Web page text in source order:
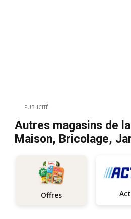
PUBLICITÉ
Autres magasins de
Maison, Bricolage,
Offres